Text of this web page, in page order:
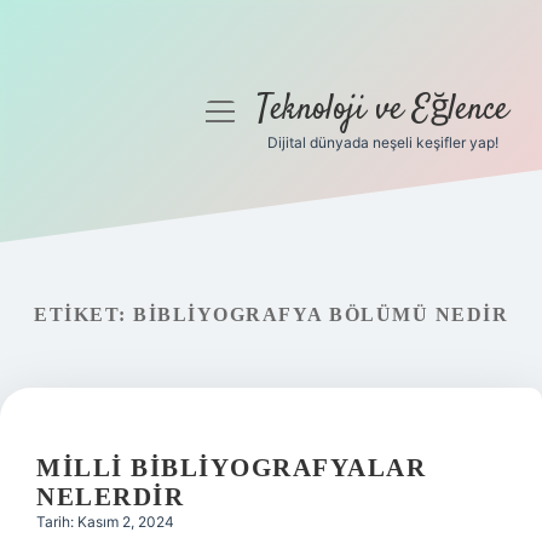
Gizlilik Politikası
menüyüTeknoloji ve Eğlence
Dijital dünyada neşeli keşifler yap!
ETIKET: BIBLIYOGRAFYA BÖLÜMÜ NEDIR
MILLI BIBLIYOGRAFYALAR
NELERDIR
Tarih: Kasım 2, 2024